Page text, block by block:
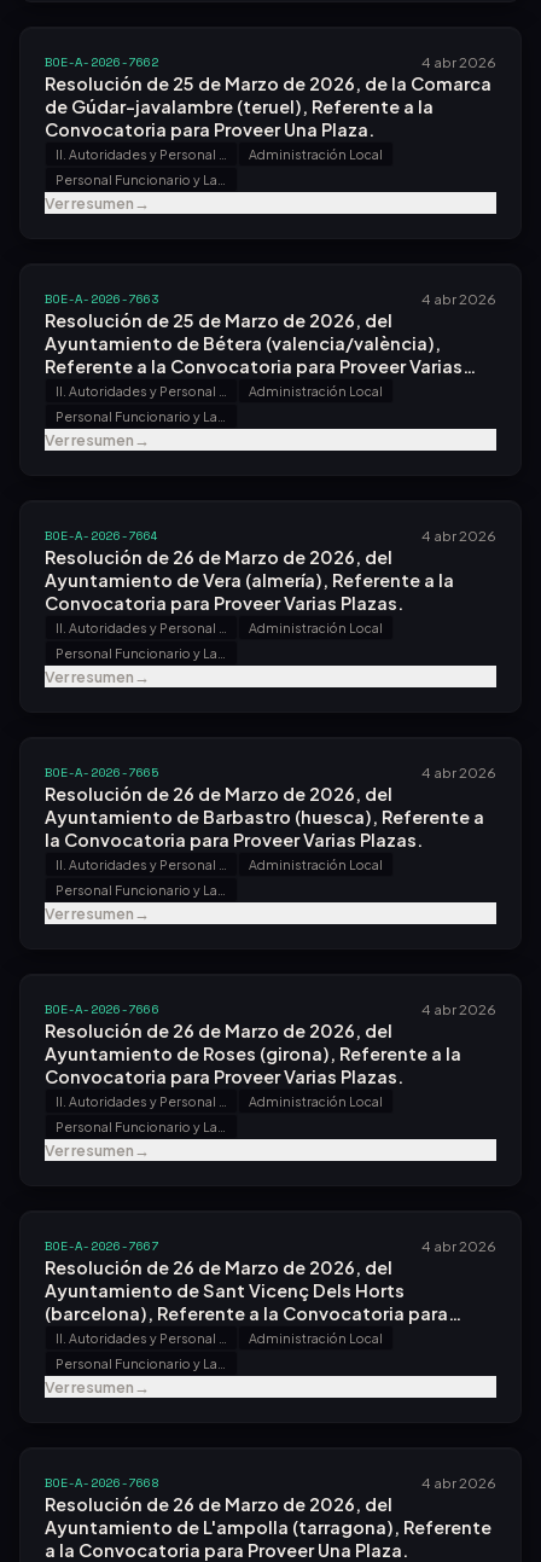
BOE-A-2026-7662 4 abr 2026
Resolución de 25 de Marzo de 2026, de la Comarca
de Gúdar-javalambre (teruel), Referente a la
Convocatoria para Proveer Una Plaza.
Administración Local
Ver resumen→
BOE-A-2026-7663 4 abr 2026
Resolución de 25 de Marzo de 2026, del
Ayuntamiento de Bétera (valencia/valència),
Referente a la Convocatoria para Proveer Varias
Plazas.
Administración Local
Ver resumen→
BOE-A-2026-7664 4 abr 2026
Resolución de 26 de Marzo de 2026, del
Ayuntamiento de Vera (almería), Referente a la
Convocatoria para Proveer Varias Plazas.
Administración Local
Ver resumen→
BOE-A-2026-7665 4 abr 2026
Resolución de 26 de Marzo de 2026, del
Ayuntamiento de Barbastro (huesca), Referente a
la Convocatoria para Proveer Varias Plazas.
Administración Local
Ver resumen→
BOE-A-2026-7666 4 abr 2026
Resolución de 26 de Marzo de 2026, del
Ayuntamiento de Roses (girona), Referente a la
Convocatoria para Proveer Varias Plazas.
Administración Local
Ver resumen→
BOE-A-2026-7667 4 abr 2026
Resolución de 26 de Marzo de 2026, del
Ayuntamiento de Sant Vicenç Dels Horts
(barcelona), Referente a la Convocatoria para
Proveer Una Plaza.
Administración Local
Ver resumen→
BOE-A-2026-7668 4 abr 2026
Resolución de 26 de Marzo de 2026, del
Ayuntamiento de L'ampolla (tarragona), Referente
a la Convocatoria para Proveer Una Plaza.